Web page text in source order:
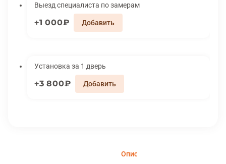
Выезд специалиста по замерам
1 000₽
Установка за 1 дверь
3 800₽
Описание